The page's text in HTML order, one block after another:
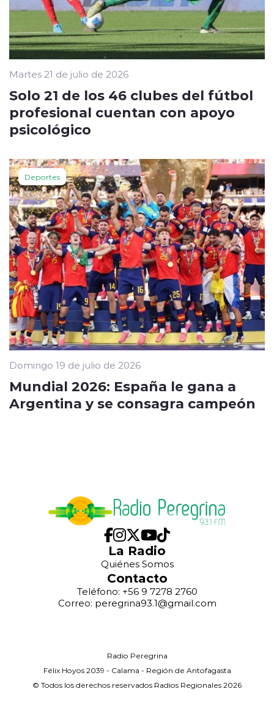
Martes 21 de julio de 2026
Solo 21 de los 46 clubes del fútbol
profesional cuentan con apoyo
psicológico
Deportes
Domingo 19 de julio de 2026
Mundial 2026: España le gana a
Argentina y se consagra campeón
La Radio
Quiénes Somos
Contacto
Teléfono: +56 9 7278 2760
Correo: peregrina93.1@gmail.com
Radio Peregrina
Félix Hoyos 2039 - Calama - Región de Antofagasta
© Todos los derechos reservados Radios Regionales 2026